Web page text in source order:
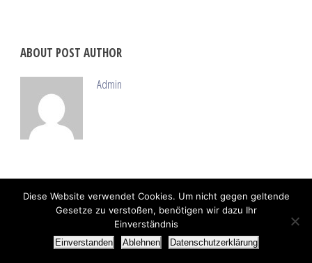
ABOUT POST AUTHOR
Admin
Diese Website verwendet Cookies. Um nicht gegen geltende
Gesetze zu verstoßen, benötigen wir dazu Ihr
Einverständnis
Einverstanden Ablehnen Datenschutzerklärung